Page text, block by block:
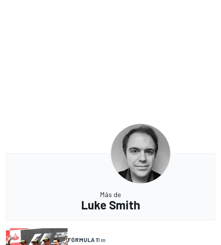
Más de
Luke Smith
FÓRMULA 11 m